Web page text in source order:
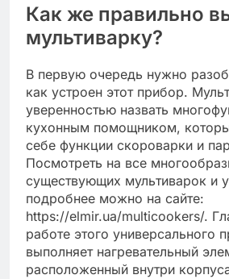
Как же правильно
мультиварку?
В первую очередь нужно
как устроен этот прибор.
уверенностью назвать
кухонным помощником,
себе функции скороварки и
Посмотреть на все
существующих мультиварок и
подробнее можно на сайте:
https://elmir.ua/multicookers/.
работе этого универсального
выполняет нагревательный
расположенный внутри